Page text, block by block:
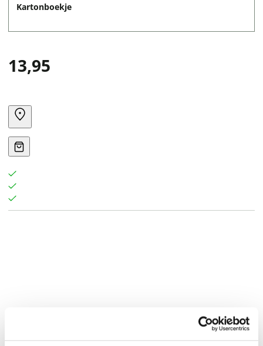
Kartonboekje
13,95